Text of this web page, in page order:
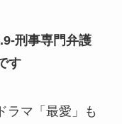
刑事専門弁護
す
ラマ「最愛」も